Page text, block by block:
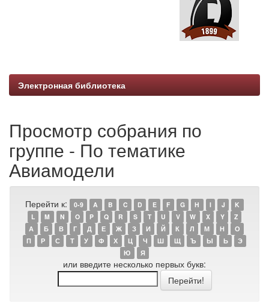
Электронная библиотека
Просмотр собрания по
группе - По тематике
Авиамодели
Перейти к: 0-9 A B C D E F G H I J
K
L
M N O P Q R S T U V W X Y
Z
А
Б В Г Д Е Ж З И Й К Л М Н
О
П
Р С Т У Ф Х Ц Ч Ш Щ Ъ Ы Ь
Э
Ю
Я
или введите несколько первых букв: